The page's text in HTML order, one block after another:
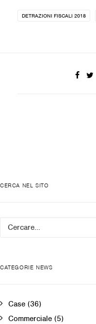
DETRAZIONI FISCALI 2018
CERCA NEL SITO
CATEGORIE NEWS
Case (36)
Commerciale (5)